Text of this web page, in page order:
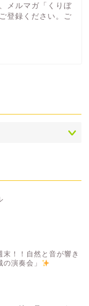
メルマガ「くりぼ
登録ください。ご
末！！自然と音が響き
演奏会」